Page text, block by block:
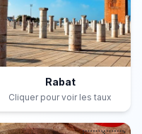
Rabat
Cliquer pour voir les taux